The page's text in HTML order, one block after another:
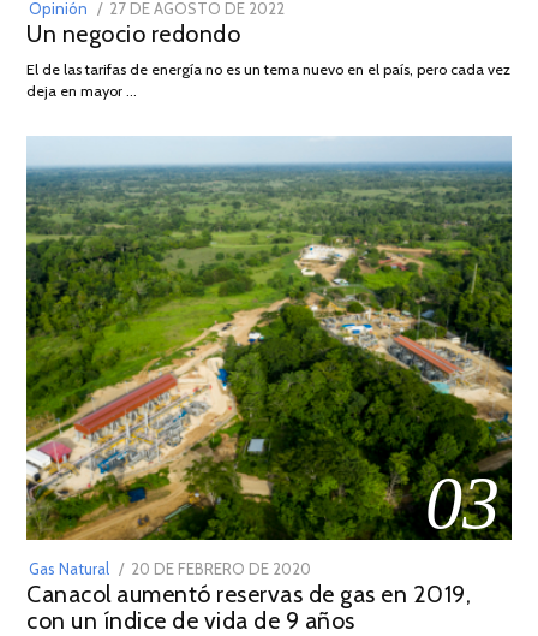
Opinión
POSTED
ON
27 DE AGOSTO DE 2022
DE
Un negocio redondo
El de las tarifas de energía no es un tema nuevo en el país, pero cada vez
deja en mayor …
03
Gas Natural
POSTED
ON
20 DE FEBRERO DE 2020
DE
JULIO
Canacol aumentó reservas de gas en 2019,
con un índice de vida de 9 años